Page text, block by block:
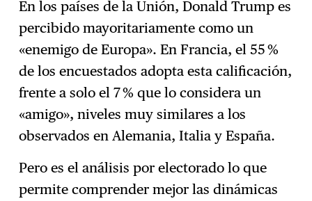
En los países de la Unión, Donald Trump es
percibido mayoritariamente como un
«enemigo de Europa». En Francia, el 55 %
de los encuestados adopta esta calificación,
frente a solo el 7 % que lo considera un
«amigo», niveles muy similares a los
observados en Alemania, Italia y España.
Pero es el análisis por electorado lo que
permite comprender mejor las dinámicas